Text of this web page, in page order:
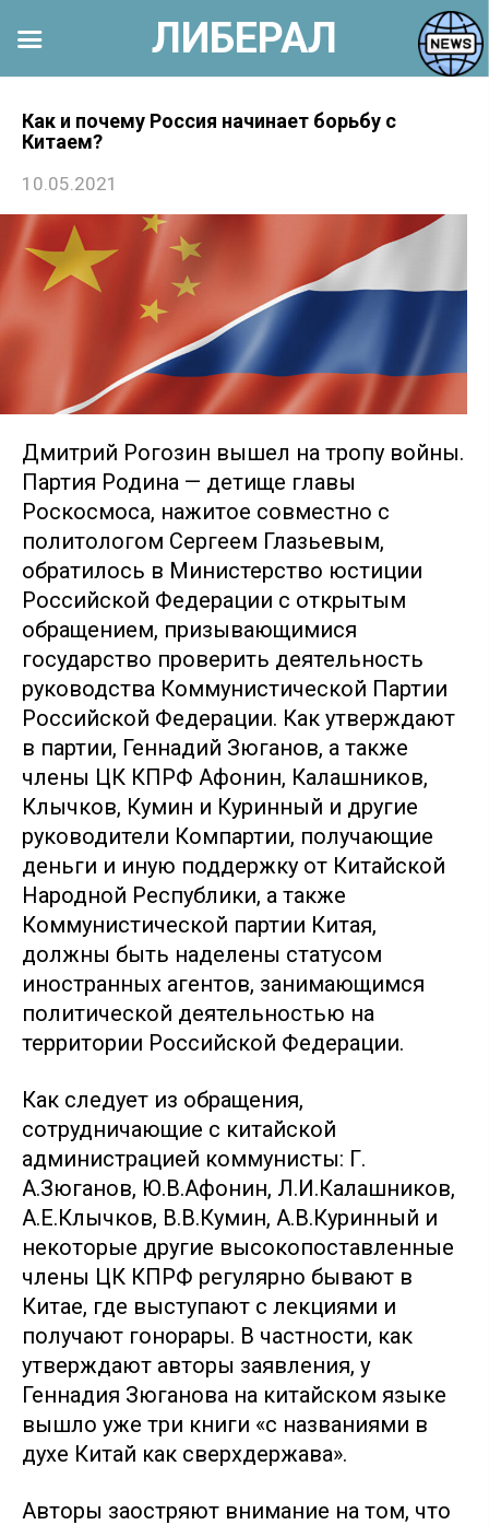
контенту
Как и почему Россия начинает борьбу с
Китаем?
10.05.2021
Дмитрий Рогозин вышел на тропу войны.
Партия Родина — детище главы
Роскосмоса, нажитое совместно с
политологом Сергеем Глазьевым,
обратилось в Министерство юстиции
Российской Федерации с открытым
обращением, призывающимися
государство проверить деятельность
руководства Коммунистической Партии
Российской Федерации. Как утверждают
в партии, Геннадий Зюганов, а также
члены ЦК КПРФ Афонин, Калашников,
Клычков, Кумин и Куринный и другие
руководители Компартии, получающие
деньги и иную поддержку от Китайской
Народной Республики, а также
Коммунистической партии Китая,
должны быть наделены статусом
иностранных агентов, занимающимся
политической деятельностью на
территории Российской Федерации.
Как следует из обращения,
сотрудничающие с китайской
администрацией коммунисты: Г.
А.Зюганов, Ю.В.Афонин, Л.И.Калашников,
А.Е.Клычков, В.В.Кумин, А.В.Куринный и
некоторые другие высокопоставленные
члены ЦК КПРФ регулярно бывают в
Китае, где выступают с лекциями и
получают гонорары. В частности, как
утверждают авторы заявления, у
Геннадия Зюганова на китайском языке
вышло уже три книги «с названиями в
духе Китай как сверхдержава».
Авторы заостряют внимание на том, что
ЛИБЕРАЛ